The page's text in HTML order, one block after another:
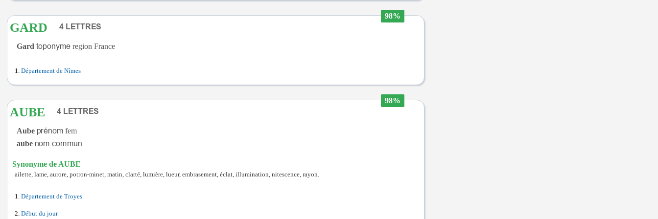
98%
GARD
Gard region France
Département de Nîmes
98%
AUBE
Aube
fem
aube
Synonyme de AUBE
ailette, lame, aurore, potron-minet, matin, clarté, lumière, lueur, embrasement, éclat, illumination, nitescence, rayon.
Département de Troyes
Début du jour